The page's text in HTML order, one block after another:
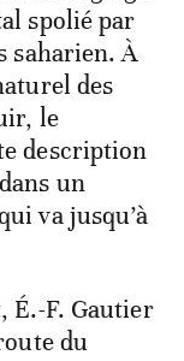
spolié par
saharien. À
des
le
description
un
va jusqu’à
É.-F. Gautier
du